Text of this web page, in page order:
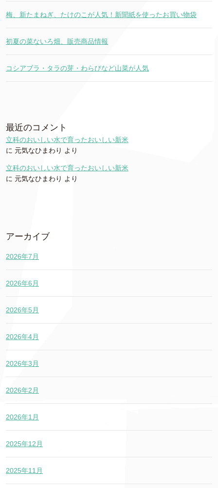
梅、新たまねぎ、たけのこが人気！新聞紙を使ったお買い物袋
初夏の菜ないろ畑、販売商品情報
コシアブラ・タラの芽・わらびなど山菜が人気
最近のコメント
立科のおいしい水で育ったおいしい新米
に 元気なひまわり より
立科のおいしい水で育ったおいしい新米
に 元気なひまわり より
アーカイブ
2026年7月
2026年6月
2026年5月
2026年4月
2026年3月
2026年2月
2026年1月
2025年12月
2025年11月